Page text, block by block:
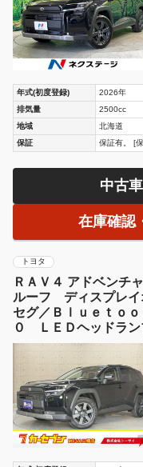
年式(初度登録) 2026年
排気量
2500cc
地域
北海道
保証
保証有。 [
中古
在庫確認
トヨタ
ＲＡＶ４ アドベン
ルーフ ディスプレ
セグ／Ｂｌｕｅｔｏ
０ ＬＥＤヘッドラ
録簿